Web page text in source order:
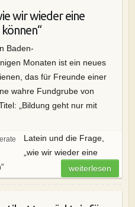
wir wieder eine
Baden-
Monaten ist ein neues
das für Freunde einer
wahre Fundgrube von
„Bildung geht nur mit
Latein und die Frage,
„wie wir wieder eine
weiterlesen